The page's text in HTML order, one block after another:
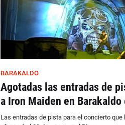
BARAKALDO
Agotadas las entradas de
a Iron Maiden en Barakaldo
Las entradas de pista para el concierto